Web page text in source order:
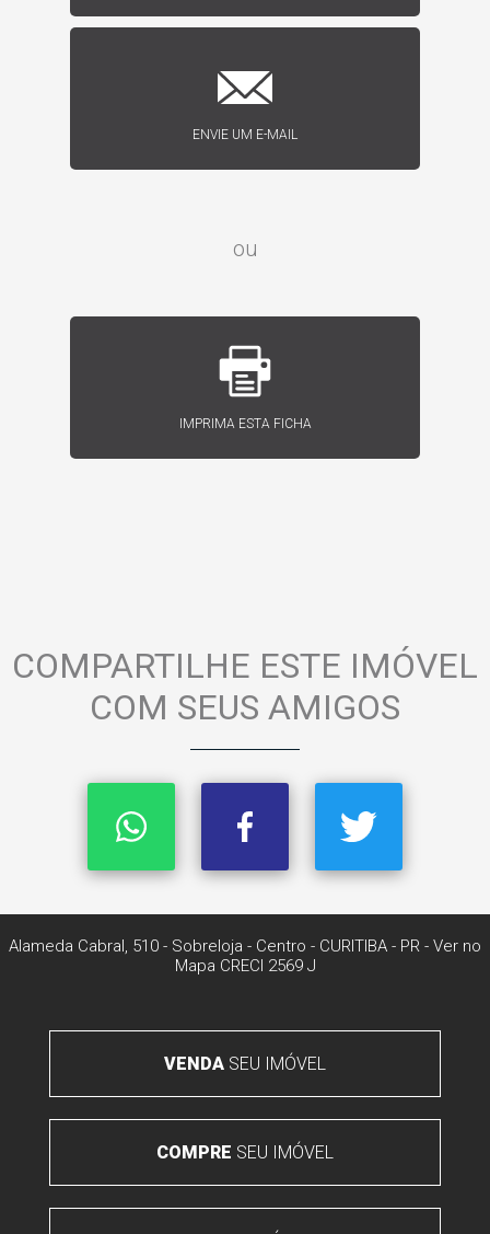
ENVIE UM E-MAIL
ou
IMPRIMA ESTA FICHA
COMPARTILHE ESTE IMÓVEL
COM SEUS AMIGOS
Alameda Cabral, 510 - Sobreloja - Centro - CURITIBA - PR - Ver no
Mapa CRECI 2569 J
VENDASEU IMÓVEL
COMPRE SEU IMÓVEL